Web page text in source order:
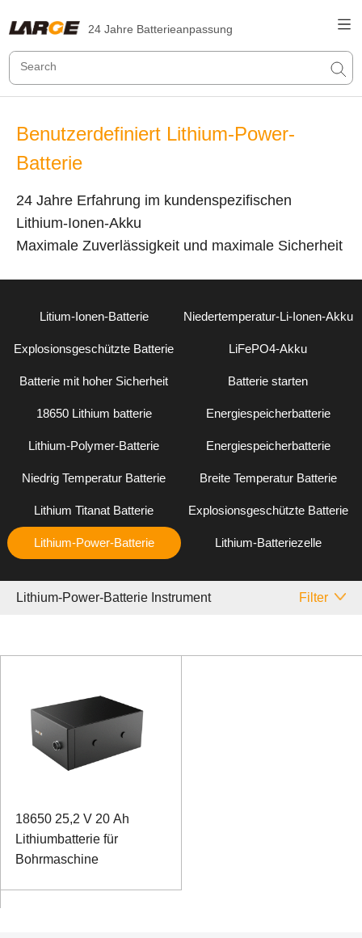
24 Jahre Batterieanpassung
Benutzerdefiniert Lithium-Power-
Batterie
24 Jahre Erfahrung im kundenspezifischen
Lithium-Ionen-Akku
Maximale Zuverlässigkeit und maximale Sicherheit
Litium-Ionen-Batterie Niedertemperatur-Li-Ionen-Akku
Explosionsgeschützte Batterie LiFePO4-Akku
Batterie mit hoher Sicherheit Batterie starten
18650 Lithium batterie Energiespeicherbatterie
Lithium-Polymer-Batterie Energiespeicherbatterie
Niedrig Temperatur Batterie Breite Temperatur Batterie
Lithium Titanat Batterie Explosionsgeschützte Batterie
Lithium-Power-Batterie Lithium-Batteriezelle
Lithium-Power-Batterie Instrument Filter
18650 25,2 V 20 Ah
Lithiumbatterie für
Bohrmaschine